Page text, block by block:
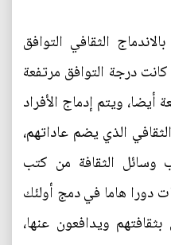
الثقافي التوافق
درجة التوافق مرتفعة
أيضا، ويتم إدماج الأفراد
الذي يضم عاداتهم،
وسائل الثقافة من كتب
هاما في دمج أولئك
ويدافعون عنها،